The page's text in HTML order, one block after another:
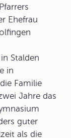
Ehefrau
Stalden
in
Familie
Jahre das
guter
als die